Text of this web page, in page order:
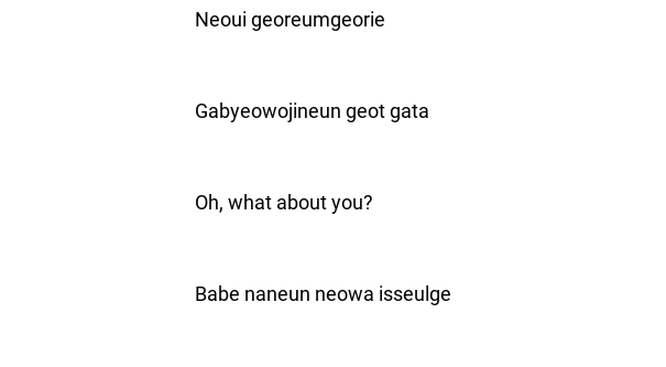
Neoui georeumgeorie
Gabyeowojineun geot gata
Oh, what about you?
Babe naneun neowa isseulge